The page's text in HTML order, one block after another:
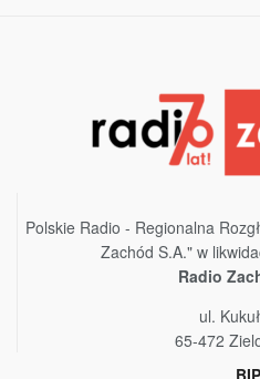
Polskie Radio - Regionalna
Zachód S.A." w
Radio
ul.
65-472